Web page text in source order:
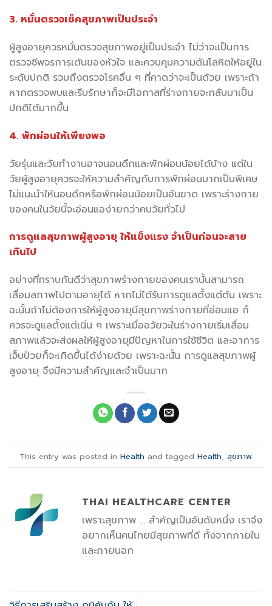
3. หมั่นตรวจเช็คสุขภาพเป็นประจำ
ผู้สูงอายุควรหมั่นตรวจสุขภาพอยู่เป็นประจำ ไม่ว่าจะเป็นการ
ตรวจชีพจรการเต้นของหัวใจ และควบคุมความดันโลหิตให้อยู่ใน
ระดับปกติ รวมถึงตรวจโรคอื่น ๆ ที่คาดว่าจะเป็นด้วย เพราะถ้า
หากตรวจพบและรีบรักษาก็จะมีโอกาสที่ร่างกายจะกลับมาเป็น
ปกติได้มากขึ้น
4. พักผ่อนให้เพียงพอ
วัยรุ่นและวัยทำงานอาจนอนดึกและพักผ่อนน้อยได้บ้าง แต่ใน
วัยผู้สูงอายุควรจะให้ความสำคัญกับการพักผ่อนมากเป็นพิเศษ
ไม่แนะนำให้นอนดึกหรือพักผ่อนน้อยเป็นอันขาด เพราะร่างกาย
ของคนในวัยนี้จะอ่อนแอง่ายกว่าคนวัยทั่วไป
การดูแลสุขภาพผู้สูงอายุ ให้แข็งแรง จำเป็นก่อนจะสาย
เกินไป
อย่างที่ทราบกันดีว่าสุขภาพร่างกายของคนเรานั้นสามารถ
เสื่อมสภาพไปตามอายุได้ หากไม่ได้รับการดูแลตั้งแต่ต้น เพราะ
ฉะนั้นถ้าไม่ต้องการให้ผู้สูงอายุมีสุขภาพร่างกายที่อ่อนแอ ก็
ควรจะดูแลตั้งแต่เนิ่น ๆ เพราะเมื่ออวัยวะในร่างกายเริ่มเสื่อม
สภาพแล้วจะส่งผลให้ผู้สูงอายุมีปัญหาในการใช้ชีวิต และอาการ
เจ็บป่วยก็จะเกิดขึ้นได้ง่ายด้วย เพราะฉะนั้น การดูแลสุขภาพผู้
สูงอายุ จึงมีความสำคัญและจำเป็นมาก
This entry was posted in Health and tagged Health สุขภาพ.
THAI HEALTHCARE CENTER
เพราะสุขภาพ ... สำคัญเป็นอันดับหนึ่ง เราจึง
อยากเห็นคนไทยมีสุขภาพที่ดี ทั้งจากภายใน
และภายนอก